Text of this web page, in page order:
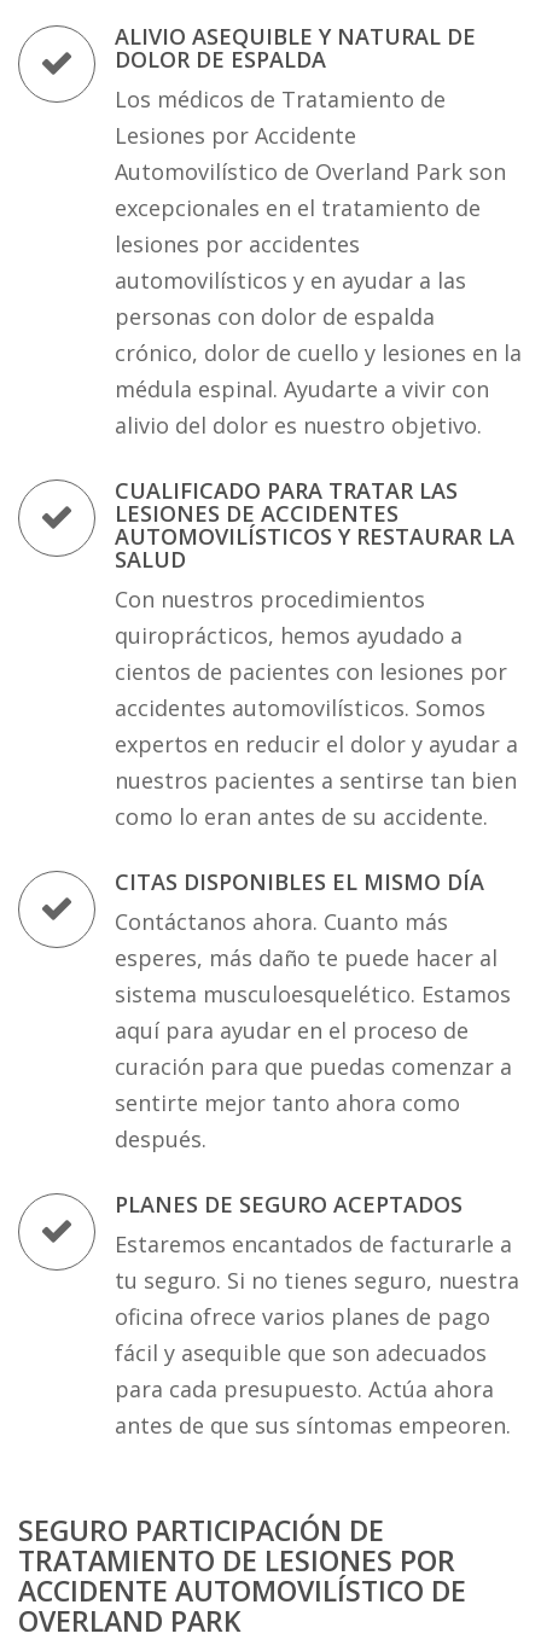
ALIVIO ASEQUIBLE Y NATURAL DE
DOLOR DE ESPALDA
Los médicos de Tratamiento de
Lesiones por Accidente
Automovilístico de Overland Park son
excepcionales en el tratamiento de
lesiones por accidentes
automovilísticos y en ayudar a las
personas con dolor de espalda
crónico, dolor de cuello y lesiones en la
médula espinal. Ayudarte a vivir con
alivio del dolor es nuestro objetivo.
CUALIFICADO PARA TRATAR LAS
LESIONES DE ACCIDENTES
AUTOMOVILÍSTICOS Y RESTAURAR LA
SALUD
Con nuestros procedimientos
quiroprácticos, hemos ayudado a
cientos de pacientes con lesiones por
accidentes automovilísticos. Somos
expertos en reducir el dolor y ayudar a
nuestros pacientes a sentirse tan bien
como lo eran antes de su accidente.
CITAS DISPONIBLES EL MISMO DÍA
Contáctanos ahora. Cuanto más
esperes, más daño te puede hacer al
sistema musculoesquelético. Estamos
aquí para ayudar en el proceso de
curación para que puedas comenzar a
sentirte mejor tanto ahora como
después.
PLANES DE SEGURO ACEPTADOS
Estaremos encantados de facturarle a
tu seguro. Si no tienes seguro, nuestra
oficina ofrece varios planes de pago
fácil y asequible que son adecuados
para cada presupuesto. Actúa ahora
antes de que sus síntomas empeoren.
SEGURO PARTICIPACIÓN DE
TRATAMIENTO DE LESIONES POR
ACCIDENTE AUTOMOVILÍSTICO DE
OVERLAND PARK